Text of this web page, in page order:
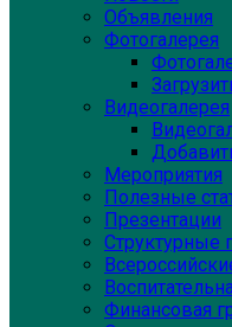
Объявления
Фотогалерея
Видеогалерея
Мероприятия
Полезные
Презентации
Структурные
Финансовая